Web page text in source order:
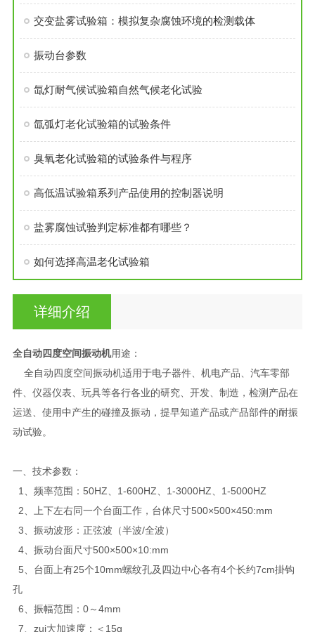
交变盐雾试验箱：模拟复杂腐蚀环境的检测载体
振动台参数
氙灯耐气候试验箱自然气候老化试验
氙弧灯老化试验箱的试验条件
臭氧老化试验箱的试验条件与程序
高低温试验箱系列产品使用的控制器说明
盐雾腐蚀试验判定标准都有哪些？
如何选择高温老化试验箱
详细介绍
全自动四度空间振动机用途：
全自动四度空间振动机适用于电子器件、机电产品、汽车零部
件、仪器仪表、玩具等各行各业的研究、开发、制造，检测产品在
运送、使用中产生的碰撞及振动，提早知道产品或产品部件的耐振
动试验。
一、 技术参数：
1、频率范围：50HZ、1-600HZ、1-3000HZ、1-5000HZ
2、上下左右同一个台面工作，台体尺寸500×500×450:mm
3、振动波形：正弦波（半波/全波）
4、振动台面尺寸500×500×10:mm
5、台面上有25个10mm螺纹孔及四边中心各有4个长约7cm掛钩
孔
6、振幅范围：0～4mm
7、zui大加速度：＜15g